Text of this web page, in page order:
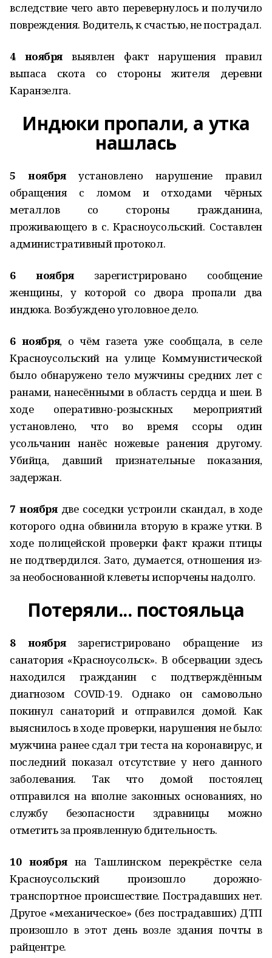
вследствие чего авто перевернулось и получило
повреждения. Водитель, к счастью, не пострадал.
4 ноябрявыявлен факт нарушения правил
выпаса скота со стороны жителя деревни
Каранзелга.
Индюки пропали, а утка
нашлась
5 ноябряустановлено нарушение правил
обращения с ломом и отходами чёрных
металлов со стороны гражданина,
проживающего в с. Красноусольский. Составлен
административный протокол.
6 ноябрязарегистрировано сообщение
женщины, у которой со двора пропали два
индюка. Возбуждено уголовное дело.
6 ноября, о чём газета уже сообщала, в селе
Красноусольский на улице Коммунистической
было обнаружено тело мужчины средних лет с
ранами, нанесёнными в область сердца и шеи. В
ходе оперативно-розыскных мероприятий
установлено, что во время ссоры один
усольчанин нанёс ножевые ранения другому.
Убийца, давший признательные показания,
задержан.
7 ноябрядве соседки устроили скандал, в ходе
которого одна обвинила вторую в краже утки. В
ходе полицейской проверки факт кражи птицы
не подтвердился. Зато, думается, отношения из-
за необоснованной клеветы испорчены надолго.
Потеряли... постояльца
8 ноябрязарегистрировано обращение из
санатория «Красноусольск». В обсервации здесь
находился гражданин с подтверждённым
диагнозом COVID-19. Однако он самовольно
покинул санаторий и отправился домой. Как
выяснилось в ходе проверки, нарушения не было:
мужчина ранее сдал три теста на коронавирус, и
последний показал отсутствие у него данного
заболевания. Так что домой постоялец
отправился на вполне законных основаниях, но
службу безопасности здравницы можно
отметить за проявленную бдительность.
10 ноябряна Ташлинском перекрёстке села
Красноусольский произошло дорожно-
транспортное происшествие. Пострадавших нет.
Другое «механическое» (без пострадавших) ДТП
произошло в этот день возле здания почты в
райцентре.